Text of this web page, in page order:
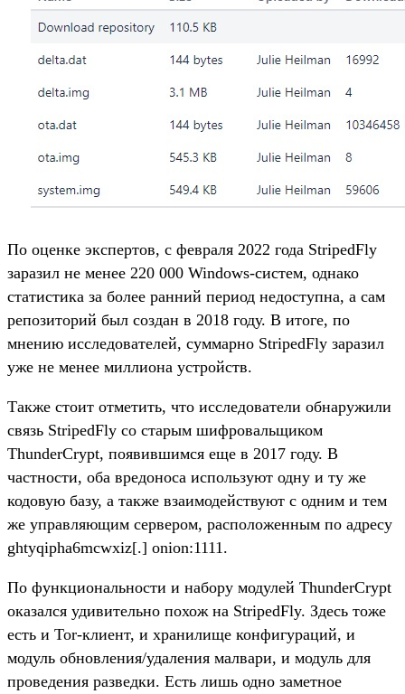
По оценке экспертов, с февраля 2022 года StripedFly
заразил не менее 220 000 Windows-систем, однако
статистика за более ранний период недоступна, а сам
репозиторий был создан в 2018 году. В итоге, по
мнению исследователей, суммарно StripedFly заразил
уже не менее миллиона устройств.
Также стоит отметить, что исследователи обнаружили
связь StripedFly со старым шифровальщиком
ThunderCrypt, появившимся еще в 2017 году. В
частности, оба вредоноса используют одну и ту же
кодовую базу, а также взаимодействуют с одним и тем
же управляющим сервером, расположенным по адресу
ghtyqipha6mcwxiz[.] onion:1111.
По функциональности и набору модулей ThunderCrypt
оказался удивительно похож на StripedFly. Здесь тоже
есть и Tor-клиент, и хранилище конфигураций, и
модуль обновления/удаления малвари, и модуль для
проведения разведки. Есть лишь одно заметное